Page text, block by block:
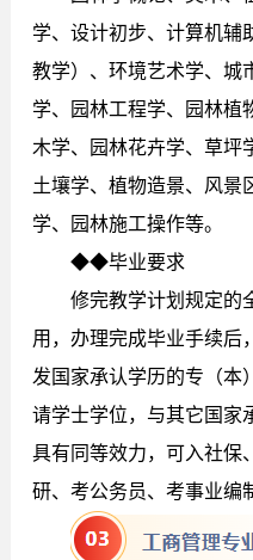
学、设计初步、计算机辅
教学）、环境艺术学、城
学、园林工程学、园林植
木学、园林花卉学、草坪
土壤学、植物造景、风景
学、园林施工操作等。
◆◆毕业要求
修完教学计划规定的
用，办理完成毕业手续后
发国家承认学历的专（本
请学士学位，与其它国家
具有同等效力，可入社保
研、考公务员、考事业编